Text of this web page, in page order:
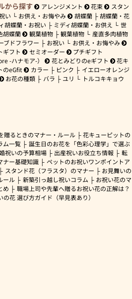
から探す アレンジメント 花束
スタン
い お供え・お悔やみ 胡蝶蘭
胡蝶蘭・花
胡蝶蘭・お祝い ミディ胡蝶蘭・お供え
世
胡蝶蘭
観葉植物 観葉植物
産直多肉植物
ブドフラワー
お祝い
お供え・お悔やみ
ギフト
セミオーダー
プチギフト
-ハナモア-）
花とみどりのeギフト
花キ
のeGfit
カラー ピンク
イエローオレンジ
お花の種類 バラ ユリ トルコキキョウ
贈るときのマナー・ルール
花キューピットの
ム一覧
誕生日のお花を「色彩心理学」で選ぶ
祝いの予算相場 出産祝いお役立ち情報
転
ナー基礎知識
ペットのお祝いワンポイントア
スタンド花（フラスタ）のマナー
お見舞いの
ール
新築引っ越し祝いコラム
お祝い花のマ
め
職場上司や先輩へ贈るお祝い花の正解は？
の花 選び方ガイド（早見表あり）